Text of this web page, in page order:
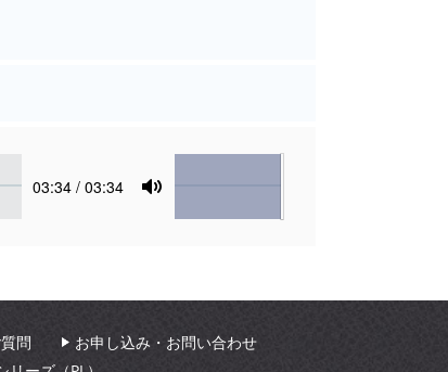
Current
03:34 / 03:34
Mute
Volume
問
お申し込み・お問い合わせ